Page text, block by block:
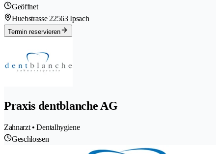
Geöffnet
Huebstrasse 22563 Ipsach
Termin reservieren
Praxis dentblanche AG
Zahnarzt • Dentalhygiene
Geschlossen